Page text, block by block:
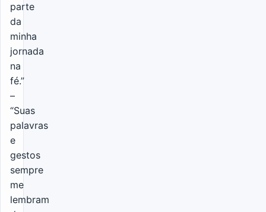
parte
da
minha
jornada
na
fé.”
–
“Suas
palavras
e
gestos
sempre
me
lembram